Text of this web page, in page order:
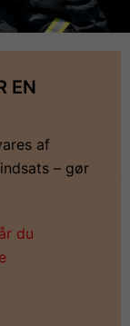
EN
af
– gør
du